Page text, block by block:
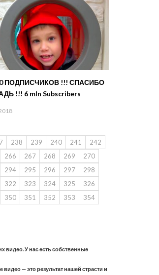
ПОДПИСЧИКОВ !!! СПАСИБО
!!! 6 mln Subscribers
238 239 240 241
242
266 267 268 269
270
294 295 296 297
298
322 323 324 325
326
350 351 352 353
354
видео. У нас есть собственные
— это результат нашей страсти и